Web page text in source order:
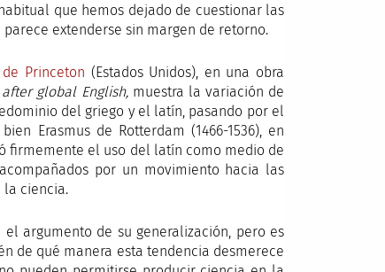
que hemos dejado de cuestionar las
extenderse sin margen de retorno.
Princeton (Estados Unidos), en una obra
global English, muestra la variación de
del griego y el latín, pasando por el
Erasmus de Rotterdam (1466-1536), en
firmemente el uso del latín como medio de
por un movimiento hacia las
la ciencia.
argumento de su generalización, pero es
de qué manera esta tendencia desmerece